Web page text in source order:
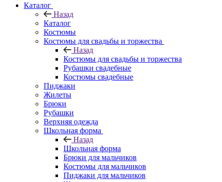
Каталог
Назад
Каталог
Костюмы
Костюмы для свадьбы и торжества
Назад
Костюмы для свадьбы и торжества
Рубашки свадебные
Костюмы свадебные
Пиджаки
Жилеты
Брюки
Рубашки
Верхняя одежда
Школьная форма
Назад
Школьная форма
Брюки для мальчиков
Костюмы для мальчиков
Пиджаки для мальчиков